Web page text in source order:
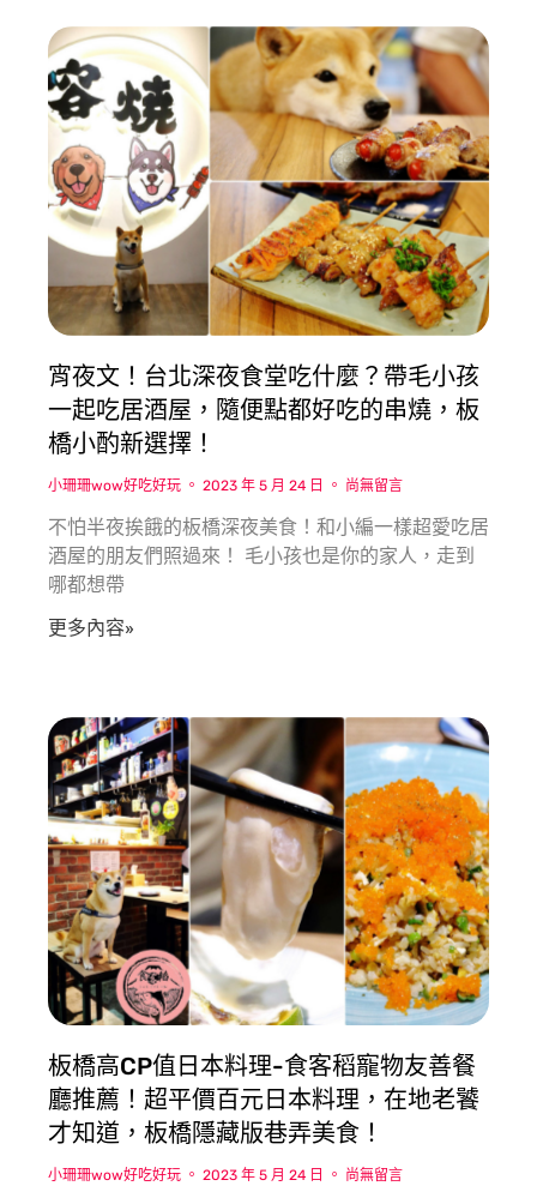
宵夜文！台北深夜食堂吃什麼？帶毛小孩
一起吃居酒屋，隨便點都好吃的串燒，板
橋小酌新選擇！
小珊珊wow好吃好玩 2023 年 5 月 24 日 尚無留言
不怕半夜挨餓的板橋深夜美食！和小編一樣超愛吃居
酒屋的朋友們照過來！ 毛小孩也是你的家人，走到
哪都想帶
更多內容»
板橋高CP值日本料理-食客稻寵物友善餐
廳推薦！超平價百元日本料理，在地老饕
才知道，板橋隱藏版巷弄美食！
小珊珊wow好吃好玩 2023 年 5 月 24 日 尚無留言